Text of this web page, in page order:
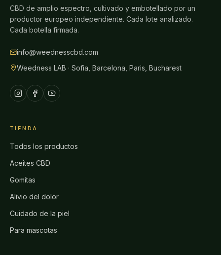
CBD de amplio espectro, cultivado y embotellado por un
productor europeo independiente. Cada lote analizado.
Cada botella firmada.
info@weednesscbd.com
Weedness LAB · Sofia, Barcelona, Paris, Bucharest
TIENDA
Todos los productos
Aceites CBD
Gomitas
Alivio del dolor
Cuidado de la piel
Para mascotas